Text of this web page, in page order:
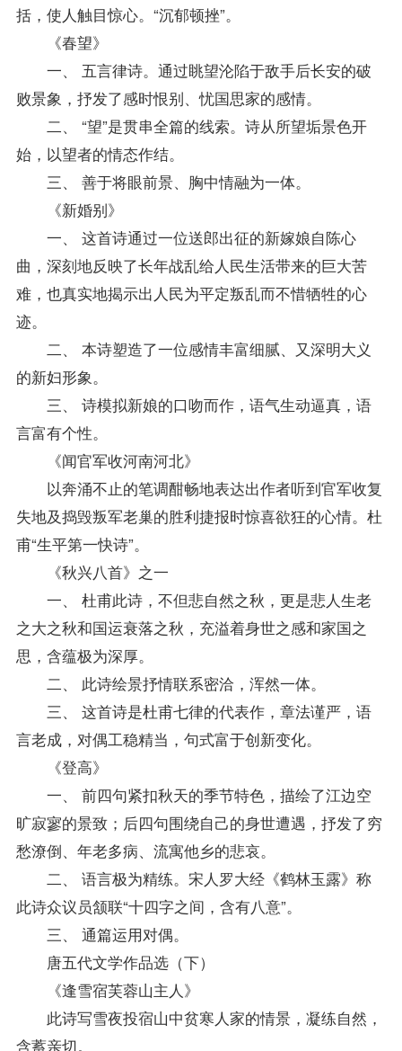
括，使人触目惊心。“沉郁顿挫”。
《春望》
一、 五言律诗。通过眺望沦陷于敌手后长安的破
败景象，抒发了感时恨别、忧国思家的感情。
二、 “望”是贯串全篇的线索。诗从所望垢景色开
始，以望者的情态作结。
三、 善于将眼前景、胸中情融为一体。
《新婚别》
一、 这首诗通过一位送郎出征的新嫁娘自陈心
曲，深刻地反映了长年战乱给人民生活带来的巨大苦
难，也真实地揭示出人民为平定叛乱而不惜牺牲的心
迹。
二、 本诗塑造了一位感情丰富细腻、又深明大义
的新妇形象。
三、 诗模拟新娘的口吻而作，语气生动逼真，语
言富有个性。
《闻官军收河南河北》
以奔涌不止的笔调酣畅地表达出作者听到官军收复
失地及捣毁叛军老巢的胜利捷报时惊喜欲狂的心情。杜
甫“生平第一快诗”。
《秋兴八首》之一
一、 杜甫此诗，不但悲自然之秋，更是悲人生老
之大之秋和国运衰落之秋，充溢着身世之感和家国之
思，含蕴极为深厚。
二、 此诗绘景抒情联系密洽，浑然一体。
三、 这首诗是杜甫七律的代表作，章法谨严，语
言老成，对偶工稳精当，句式富于创新变化。
《登高》
一、 前四句紧扣秋天的季节特色，描绘了江边空
旷寂寥的景致；后四句围绕自己的身世遭遇，抒发了穷
愁潦倒、年老多病、流寓他乡的悲哀。
二、 语言极为精练。宋人罗大经《鹤林玉露》称
此诗众议员颔联“十四字之间，含有八意”。
三、 通篇运用对偶。
唐五代文学作品选（下）
《逢雪宿芙蓉山主人》
此诗写雪夜投宿山中贫寒人家的情景，凝练自然，
含蓄亲切。